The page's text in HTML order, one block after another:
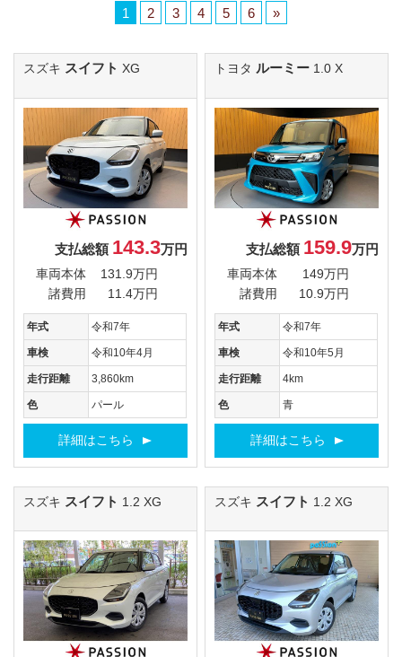
1 2 3 4 5 6 »
スズキ スイフト XG
支払総額 143.3万円
車両本体
131.9万円
諸費用
11.4万円
年式 令和7年
車検 令和10年4月
走行距離 3,860km
色 パール
詳細はこちら
トヨタ ルーミー 1.0 X
支払総額 159.9万円
車両本体
149万円
諸費用
10.9万円
年式 令和7年
車検 令和10年5月
走行距離 4km
色 青
詳細はこちら
スズキ スイフト 1.2 XG スズキ スイフト 1.2 XG